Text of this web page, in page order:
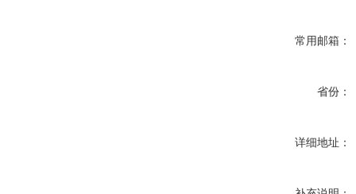
常用邮箱：
省份：
详细地址：